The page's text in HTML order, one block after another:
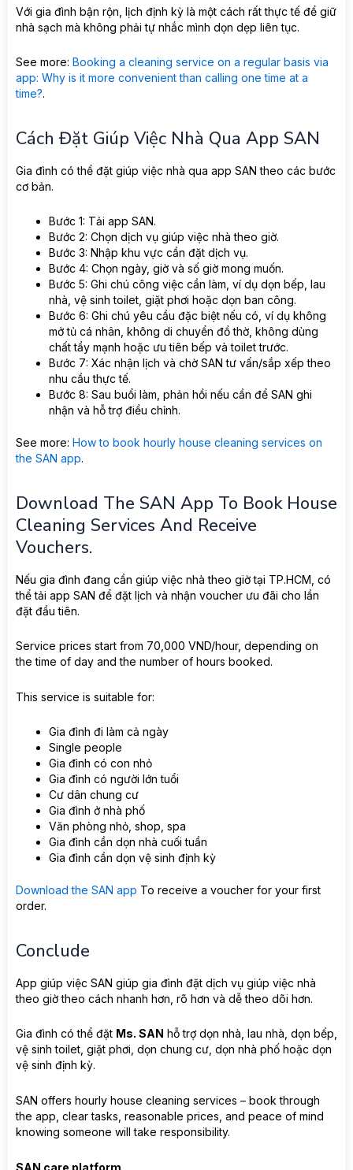
Với gia đình bận rộn, lịch định kỳ là một cách rất thực tế để giữ
nhà sạch mà không phải tự nhắc mình dọn dẹp liên tục.
See more: Booking a cleaning service on a regular basis via
app: Why is it more convenient than calling one time at a
time?.
Cách Đặt Giúp Việc Nhà Qua App SAN
Gia đình có thể đặt giúp việc nhà qua app SAN theo các bước
cơ bản.
Bước 1: Tải app SAN.
Bước 2: Chọn dịch vụ giúp việc nhà theo giờ.
Bước 3: Nhập khu vực cần đặt dịch vụ.
Bước 4: Chọn ngày, giờ và số giờ mong muốn.
Bước 5: Ghi chú công việc cần làm, ví dụ dọn bếp, lau
nhà, vệ sinh toilet, giặt phơi hoặc dọn ban công.
Bước 6: Ghi chú yêu cầu đặc biệt nếu có, ví dụ không
mở tủ cá nhân, không di chuyển đồ thờ, không dùng
chất tẩy mạnh hoặc ưu tiên bếp và toilet trước.
Bước 7: Xác nhận lịch và chờ SAN tư vấn/sắp xếp theo
nhu cầu thực tế.
Bước 8: Sau buổi làm, phản hồi nếu cần để SAN ghi
nhận và hỗ trợ điều chỉnh.
See more: How to book hourly house cleaning services on
the SAN app.
Download The SAN App To Book House
Cleaning Services And Receive
Vouchers.
Nếu gia đình đang cần giúp việc nhà theo giờ tại TP.HCM, có
thể tải app SAN để đặt lịch và nhận voucher ưu đãi cho lần
đặt đầu tiên.
Service prices start from 70,000 VND/hour, depending on
the time of day and the number of hours booked.
This service is suitable for:
Gia đình đi làm cả ngày
Single people
Gia đình có con nhỏ
Gia đình có người lớn tuổi
Cư dân chung cư
Gia đình ở nhà phố
Văn phòng nhỏ, shop, spa
Gia đình cần dọn nhà cuối tuần
Gia đình cần dọn vệ sinh định kỳ
Download the SAN app To receive a voucher for your first
order.
Conclude
App giúp việc SAN giúp gia đình đặt dịch vụ giúp việc nhà
theo giờ theo cách nhanh hơn, rõ hơn và dễ theo dõi hơn.
Gia đình có thể đặt Ms. SAN hỗ trợ dọn nhà, lau nhà, dọn bếp,
vệ sinh toilet, giặt phơi, dọn chung cư, dọn nhà phố hoặc dọn
vệ sinh định kỳ.
SAN offers hourly house cleaning services – book through
the app, clear tasks, reasonable prices, and peace of mind
knowing someone will take responsibility.
SAN care platform